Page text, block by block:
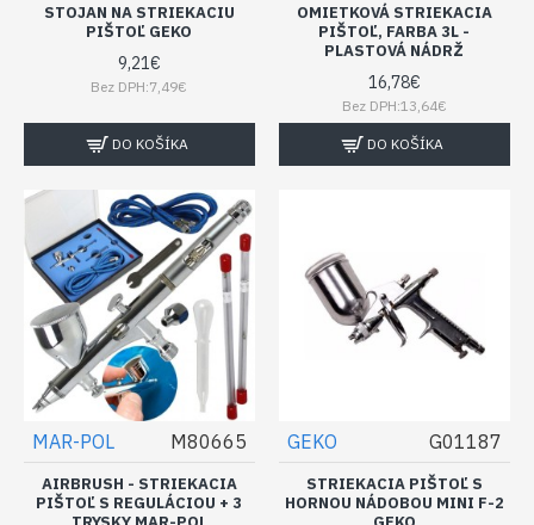
STOJAN NA STRIEKACIU
PIŠTOĽ GEKO
9,21€
Bez DPH:7,49€
DO KOŠÍKA
OMIETKOVÁ STRIEKACIA
PIŠTOĽ, FARBA 3L -
PLASTOVÁ NÁDRŽ
16,78€
Bez DPH:13,64€
DO KOŠÍKA
MAR-POL M80665
AIRBRUSH - STRIEKACIA
PIŠTOĽ S REGULÁCIOU + 3
GEKO G01187
STRIEKACIA PIŠTOĽ S
HORNOU NÁDOBOU MINI F-2